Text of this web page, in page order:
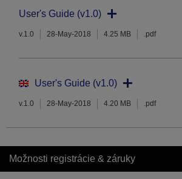
User's Guide (v1.0)
v.1.0 28-May-2018 4.25 MB .pdf
User's Guide (v1.0)
v.1.0 28-May-2018 4.20 MB .pdf
Možnosti registrácie & záruky